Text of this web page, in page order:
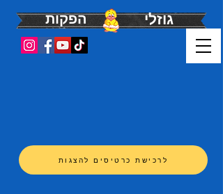
הפקות גוזלי
לרכישת כרטיסים להצגות